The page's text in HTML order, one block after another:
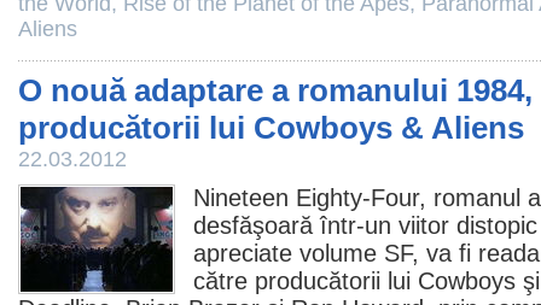
Aliens
O nouă adaptare a romanului
producătorii lui Cowboys & Aliens
22.03.2012
Nineteen Eighty-Four, romanul
desfăşoară într-un viitor
apreciate volume SF, va fi
către producătorii lui Cowboys